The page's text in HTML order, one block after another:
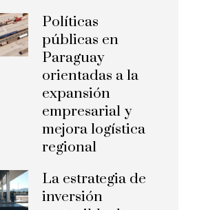
Políticas
públicas en
Paraguay
orientadas a la
expansión
empresarial y
mejora logística
regional
La estrategia de
inversión